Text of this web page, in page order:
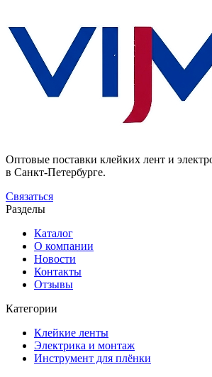
Оптовые поставки клейких лент и
в Санкт-Петербурге.
Связаться
Разделы
Каталог
О компании
Новости
Контакты
Отзывы
Категории
Клейкие ленты
Электрика и монтаж
Инструмент для плёнки